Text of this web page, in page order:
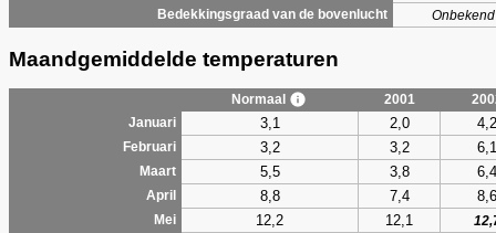
Bedekkingsgraad van de bovenlucht Onbekend
Maandgemiddelde temperaturen
Normaal 2001
Januari
3,1 2,0 4,2
Februari 3,2 3,2 6,1
Maart 5,5 3,8 6,4
April 8,8 7,4 8,6
Mei 12,2 12,1